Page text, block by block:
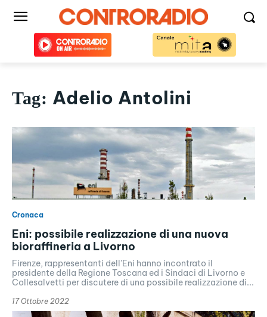
Tag: Adelio Antolini
Cronaca
Eni: possibile realizzazione di una nuova
bioraffineria a Livorno
Firenze, rappresentanti dell'Eni hanno incontrato il
presidente della Regione Toscana ed i Sindaci di Livorno e
Collesalvetti per discutere di una possibile realizzazione di...
17 Ottobre 2022